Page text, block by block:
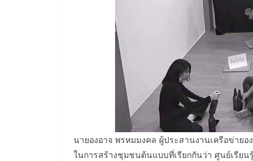
นายองอาจ พรหมมงคล ผู้ประสานงานเครือข่าย
ในการสร้างชุมชนต้นแบบที่เรียกกันว่า ศูนย์เรีย